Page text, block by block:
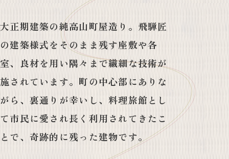
大正期建築の純高山町屋造り。飛騨匠
の建築様式をそのまま残す座敷や各
室、良材を用い隅々まで繊細な技術が
施されています。町の中心部にありな
がら、裏通りが幸いし、料理旅館とし
て市民に愛され長く利用されてきたこ
とで、奇跡的に残った建物です。